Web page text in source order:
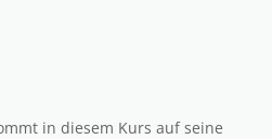
in diesem Kurs auf seine